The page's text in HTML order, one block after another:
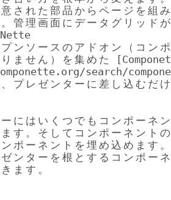
意 さ れ た 部 品 か ら ペ ー ジ を 組 み
。 管 理 画面 に デ ー タ グ リ ッ ド が
Nette
プ ン ソ ー ス の ア ド オ ン （ コ ン ポ
り ま せ ん ） を 集め た
search/
、 プ レ ゼ ン タ ー に 差 し 込 む だ け
ー に は い く つ で も コ ン ポ ー ネ ン
ま す 。 そ し て コ ン ポ ー ネ ン ト の
ン ポ ー ネ ン ト を 埋 め 込 め ま す 。
ゼ ン タ ー を 根 と す る コ ン ポ ー ネ
き ま す 。